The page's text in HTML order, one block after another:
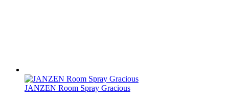
JANZEN Room Spray Gracious